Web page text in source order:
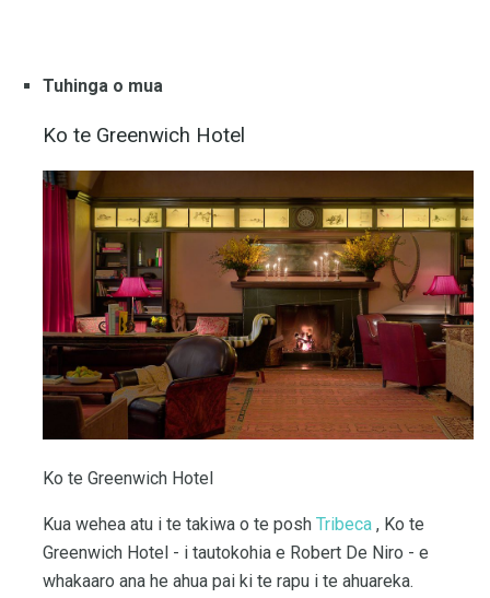
Tuhinga o mua
Ko te Greenwich Hotel
Ko te Greenwich Hotel
Kua wehea atu i te takiwa o te posh Tribeca , Ko te
Greenwich Hotel - i tautokohia e Robert De Niro - e
whakaaro ana he ahua pai ki te rapu i te ahuareka.